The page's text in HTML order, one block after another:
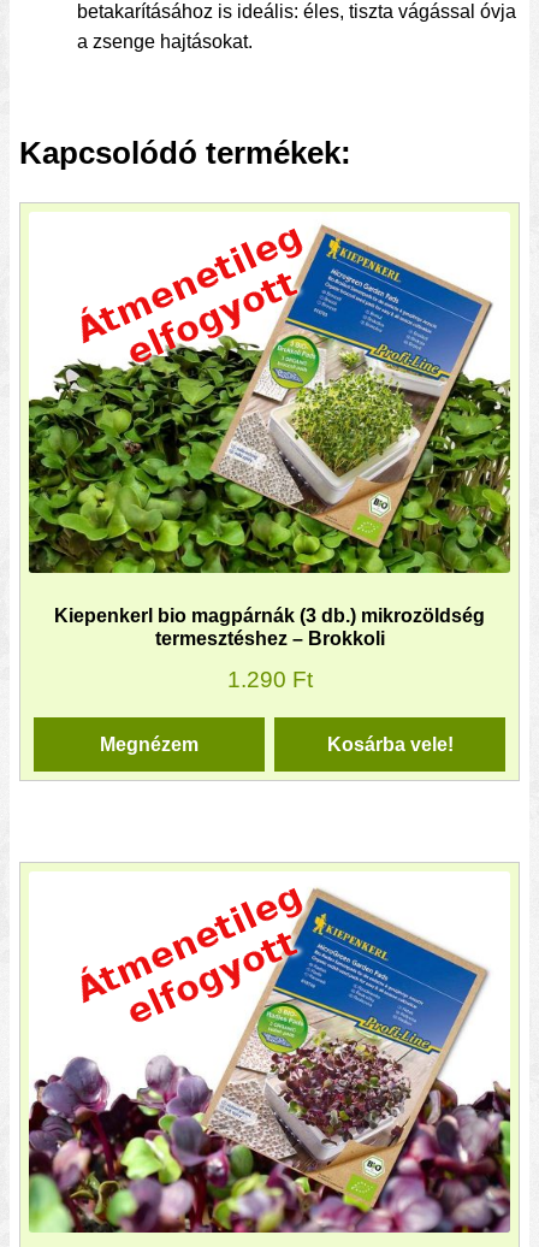
betakarításához is ideális: éles, tiszta vágással óvja
a zsenge hajtásokat.
Kapcsolódó termékek:
Kiepenkerl bio magpárnák (3 db.) mikrozöldség
termesztéshez – Brokkoli
1.290 Ft
Kosárba vele!
Megnézem